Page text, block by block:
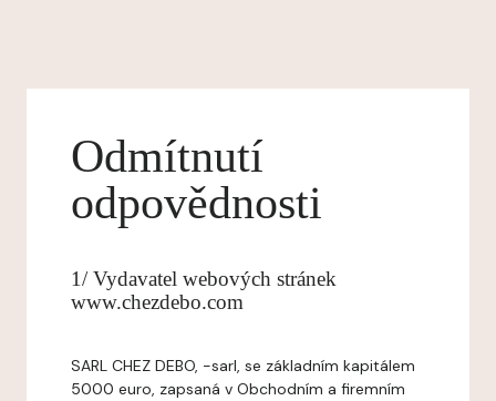
Odmítnutí
odpovědnosti
1/ Vydavatel webových stránek
www.chezdebo.com
SARL CHEZ DEBO, -sarl, se základním kapitálem
5000 euro, zapsaná v Obchodním a firemním